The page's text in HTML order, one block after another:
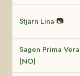
Stjärn Lina 📷
Sagen Prima Vera
(NO)